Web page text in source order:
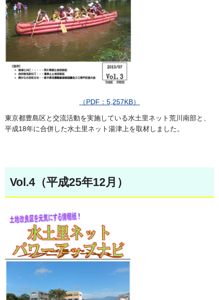
（PDF：5,257KB）
東京都豊島区と交流活動を実施している水土里ネット荒川南部と、
平成18年に合併した水土里ネット湯津上を取材しました。
Vol.4（平成25年12月）